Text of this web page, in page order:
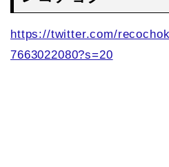
https://twitter.com/
7663022080?s=20